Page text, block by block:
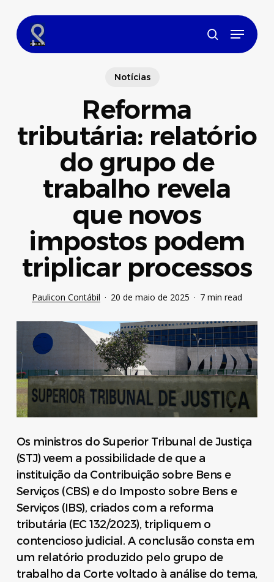
main
content
search
Menu
Notícias
Reforma
tributária: relatório
do grupo de
trabalho revela
que novos
impostos podem
triplicar processos
Paulicon Contábil 20 de maio de 2025 7 min read
Os ministros do Superior Tribunal de Justiça
(STJ) veem a possibilidade de que a
instituição da Contribuição sobre Bens e
Serviços (CBS) e do Imposto sobre Bens e
Serviços (IBS), criados com a reforma
tributária (EC 132/2023), tripliquem o
contencioso judicial. A conclusão consta em
um relatório produzido pelo grupo de
trabalho da Corte voltado à análise do tema,